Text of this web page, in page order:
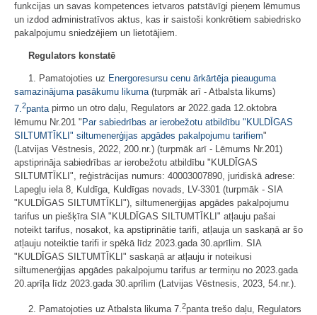
funkcijas un savas kompetences ietvaros patstāvīgi pieņem lēmumus
un izdod administratīvos aktus, kas ir saistoši konkrētiem sabiedrisko
pakalpojumu sniedzējiem un lietotājiem.
Regulators konstatē
1. Pamatojoties uz Energoresursu cenu ārkārtēja pieauguma
samazinājuma pasākumu likuma(turpmāk arī - Atbalsta likums)
7. 2panta pirmo un otro daļu, Regulators ar 2022.gada 12.oktobra
lēmumu Nr.201 "Par sabiedrības ar ierobežotu atbildību "KULDĪGAS
SILTUMTĪKLI" siltumenerģijas apgādes pakalpojumu tarifiem"
(Latvijas Vēstnesis, 2022, 200.nr.) (turpmāk arī - Lēmums Nr.201)
apstiprināja sabiedrības ar ierobežotu atbildību "KULDĪGAS
SILTUMTĪKLI", reģistrācijas numurs: 40003007890, juridiskā adrese:
Lapegļu iela 8, Kuldīga, Kuldīgas novads, LV-3301 (turpmāk - SIA
"KULDĪGAS SILTUMTĪKLI"), siltumenerģijas apgādes pakalpojumu
tarifus un piešķīra SIA "KULDĪGAS SILTUMTĪKLI" atļauju pašai
noteikt tarifus, nosakot, ka apstiprinātie tarifi, atļauja un saskaņā ar šo
atļauju noteiktie tarifi ir spēkā līdz 2023.gada 30.aprīlim. SIA
"KULDĪGAS SILTUMTĪKLI" saskaņā ar atļauju ir noteikusi
siltumenerģijas apgādes pakalpojumu tarifus ar termiņu no 2023.gada
20.aprīļa līdz 2023.gada 30.aprīlim (Latvijas Vēstnesis, 2023, 54.nr.).
2. Pamatojoties uz Atbalsta likuma 7. 2panta trešo daļu, Regulators